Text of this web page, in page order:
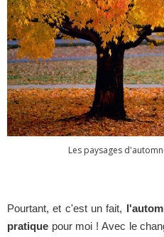
Les paysages
Pourtant, et c'est un fait,
pratique pour moi ! Avec le